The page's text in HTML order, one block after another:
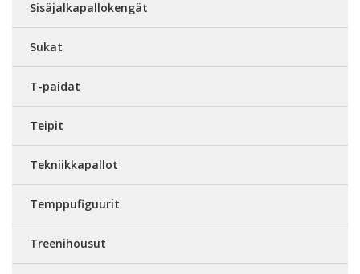
Sisäjalkapallokengät
Sukat
T-paidat
Teipit
Tekniikkapallot
Temppufiguurit
Treenihousut